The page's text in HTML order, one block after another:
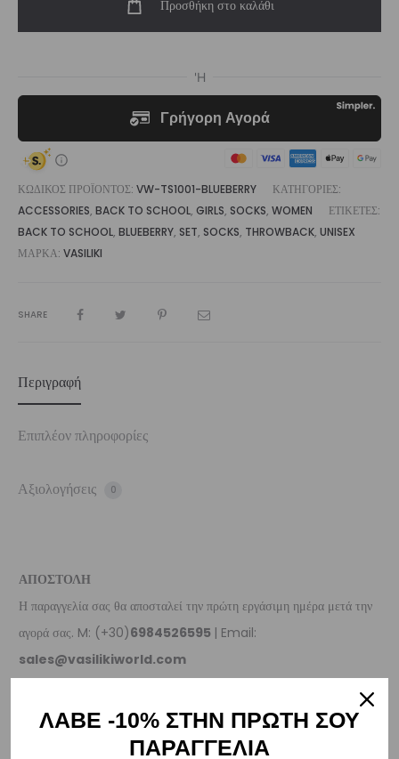
ποσότητα
Προσθήκη στο καλάθι
ΚΩΔΙΚΌΣ ΠΡΟΪΌΝΤΟΣ: VW-TS1001-BLUEBERRY
ΚΑΤΗΓΟΡΊΕΣ:
ACCESSORIES, BACK TO SCHOOL, GIRLS, SOCKS, WOMEN
ΕΤΙΚΈΤΕΣ:
BACK TO SCHOOL, BLUEBERRY, SET, SOCKS, THROWBACK, UNISEX
ΜΆΡΚΑ: VASILIKI
SHARE
Περιγραφή
Επιπλέον πληροφορίες
Αξιολογήσεις 0
ΑΠΟΣΤΟΛΗ
Η παραγγελία σας θα αποσταλεί την πρώτη εργάσιμη ημέρα μετά την
αγορά σας. M: (+30)6984526595 | Email:
sales@vasilikiworld.com
ΛΑΒΕ -10% ΣΤΗΝ ΠΡΩΤΗ ΣΟΥ
ΠΑΡΑΓΓΕΛΙΑ